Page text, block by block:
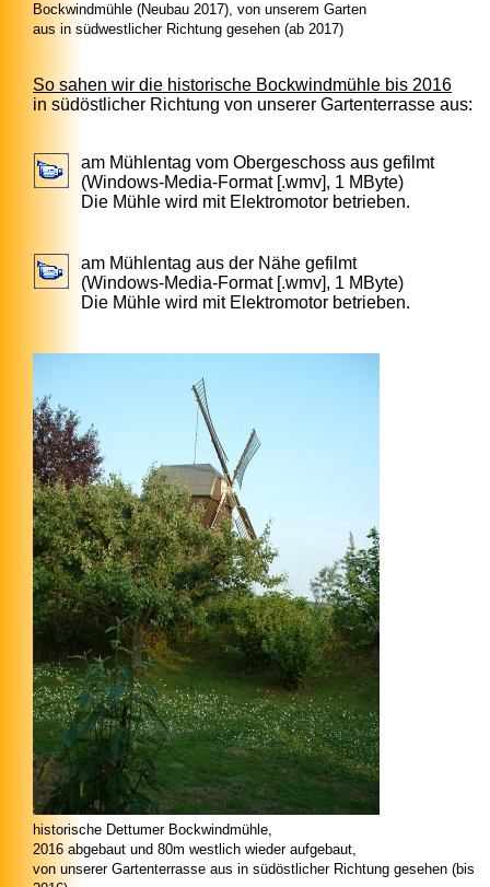
Bockwindmühle (Neubau 2017), von unserem Garten
aus in südwestlicher Richtung gesehen (ab 2017)
So sahen wir die historische Bockwindmühle bis 2016
in südöstlicher Richtung von unserer Gartenterrasse aus:
am Mühlentag vom Obergeschoss aus gefilmt
(Windows-Media-Format [.wmv], 1 MByte)
Die Mühle wird mit Elektromotor betrieben.
am Mühlentag aus der Nähe gefilmt
(Windows-Media-Format [.wmv], 1 MByte)
Die Mühle wird mit Elektromotor betrieben.
historische Dettumer Bockwindmühle,
2016 abgebaut und 80m westlich wieder aufgebaut,
von unserer Gartenterrasse aus in südöstlicher Richtung gesehen (bis